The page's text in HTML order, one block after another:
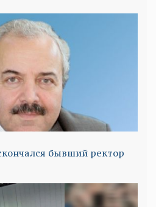
бывший ректор